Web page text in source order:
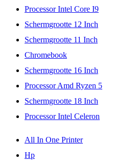
Processor Intel Core I9
Schermgrootte 12 Inch
Schermgrootte 11 Inch
Chromebook
Schermgrootte 16 Inch
Processor Amd Ryzen 5
Schermgrootte 18 Inch
Processor Intel Celeron
All In One Printer
Hp